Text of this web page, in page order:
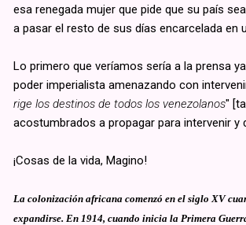
esa renegada mujer que pide que su país
a pasar el resto de sus días encarcelada en
Lo primero que veríamos sería a la prensa
poder imperialista amenazando con
rige los destinos de todos los venezolanos"
acostumbrados a propagar para intervenir
¡Cosas de la vida, Magino!
La colonización africana comenzó en el siglo XV
expandirse. En 1914, cuando inicia la Primera